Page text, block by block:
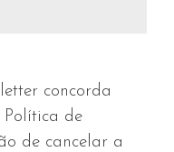
concorda
Política de
de cancelar a